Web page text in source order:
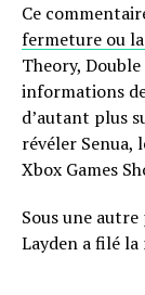
Ce
fermeture ou
Theory,
informations
d’autant plus
révéler Senua,
Xbox Games
Sous une
Layden a filé